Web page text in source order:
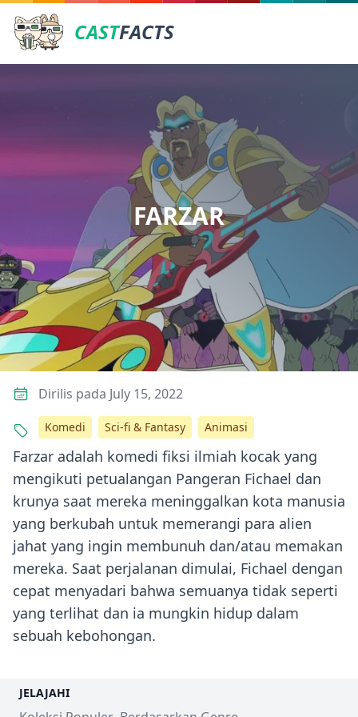
CASTFACTS
FARZAR
Farzar adalah komedi fiksi ilmiah kocak yang
mengikuti petualangan Pangeran Fichael dan
krunya saat mereka meninggalkan kota manusia
yang berkubah untuk memerangi para alien
jahat yang ingin membunuh dan/atau memakan
mereka. Saat perjalanan dimulai, Fichael dengan
cepat menyadari bahwa semuanya tidak seperti
yang terlihat dan ia mungkin hidup dalam
sebuah kebohongan.
Dirilis pada July 15, 2022
Komedi Sci-fi & Fantasy Animasi
JELAJAHI